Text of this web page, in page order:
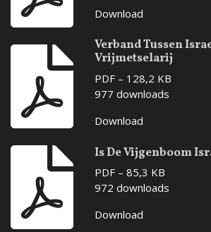
Download
Verband Tussen
Vrijmetselarij
PDF – 128,2 KB
977 downloads
Download
Is De Vijgenboom
PDF – 85,3 KB
972 downloads
Download